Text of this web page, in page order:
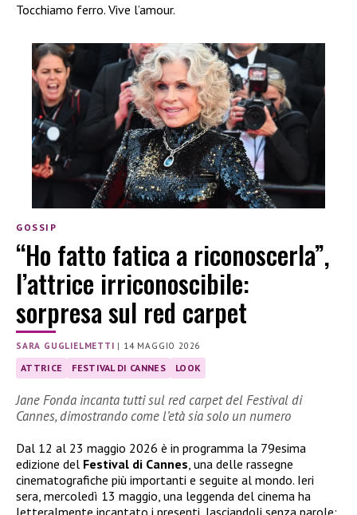
Tocchiamo ferro. Vive l’amour.
GOSSIP
“Ho fatto fatica a riconoscerla”,
l’attrice irriconoscibile:
sorpresa sul red carpet
SARA GUGLIELMETTI | 14 MAGGIO 2026
ATTRICE FESTIVAL DI CANNES LOOK
Jane Fonda incanta tutti sul red carpet del Festival di
Cannes, dimostrando come l’età sia solo un numero
Dal 12 al 23 maggio 2026 è in programma la 79esima
edizione del Festival di Cannes, una delle rassegne
cinematografiche più importanti e seguite al mondo. Ieri
sera, mercoledì 13 maggio, una leggenda del cinema ha